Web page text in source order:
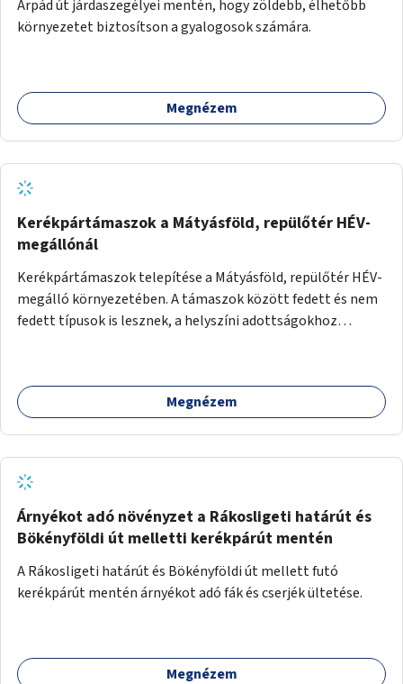
Árpád út járdaszegélyei mentén, hogy zöldebb, élhetőbb
környezetet biztosítson a gyalogosok számára.
Megnézem
Kerékpártámaszok a Mátyásföld, repülőtér HÉV-
megállónál
Kerékpártámaszok telepítése a Mátyásföld, repülőtér HÉV-
megálló környezetében. A támaszok között fedett és nem
fedett típusok is lesznek, a helyszíni adottságokhoz
Megnézem
Árnyékot adó növényzet a Rákosligeti határút és
Bökényföldi út melletti kerékpárút mentén
A Rákosligeti határút és Bökényföldi út mellett futó
kerékpárút mentén árnyékot adó fák és cserjék ültetése.
Megnézem